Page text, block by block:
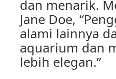
dan menarik.
Jane Doe,
alami lainnya
aquarium dan
lebih elegan.”